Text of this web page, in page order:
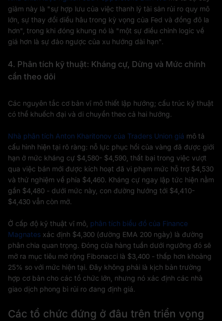
giảm này là "sự hợp lưu của việc thanh lý tài sản rủi ro quy mô
lớn, sự thay đổi diều hâu trong kỳ vọng của Fed và đồng đô la
hơn", trong khi đóng khung nó là "một sự điều chỉnh logic về
giá hơn là sự đảo ngược của xu hướng dài hạn".
4. Phân tích kỹ thuật: Kháng cự, Dừng và Mức chính
cần theo dõi
Các nguyên tắc cơ bản vĩ mô thiết lập hướng; cấu trúc kỹ thuật
có thể khuếch đại và di chuyển theo cả hai hướng.
Nhà phân tích Anton Kharitonov của Traders Union giá mô tả
cấu hình hiện tại rõ ràng: nỗ lực phục hồi của vàng đã được giới
hạn ở mức kháng cự $4,580- $4,590, thất bại trong việc vượt
qua việc bán mới được kích hoạt đã vi phạm mức hỗ trợ $4,530
và thử nghiệm về phía $4,460. Kháng cự ngay lập tức hiện nằm
gần $4,480 - dưới mức này, con đường hướng tới $4,410-
$4,430 vẫn còn mở.
Ở cấp độ kỹ thuật vĩ mô, phân tích biểu đồ của Finance
Magnates xác định $4,300 (đường EMA 200 ngày) là đường
phân chia quan trọng. Đóng cửa hàng tuần dưới ngưỡng đó sẽ
mở ra mục tiêu mở rộng Fibonacci là $3,400 - thấp hơn khoảng
25% so với mức hiện tại. Đây không phải là kịch bản trường
hợp cơ bản cho các tổ chức lớn, nhưng nó xác định các nhà
giao dịch phong bì rủi ro đang định giá.
Các tổ chức đứng ở đâu trên triển vọng